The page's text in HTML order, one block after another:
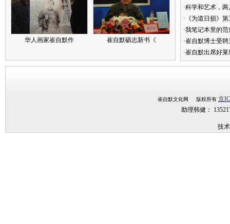
华人画家崔自默作 崔自默砺志新书《
·科学和艺术，
·《为道日损》
·我笔记本里的
·崔自默博士受
·崔自默出席好
崔自默文化网 版权所有 京
助理韩健：
技